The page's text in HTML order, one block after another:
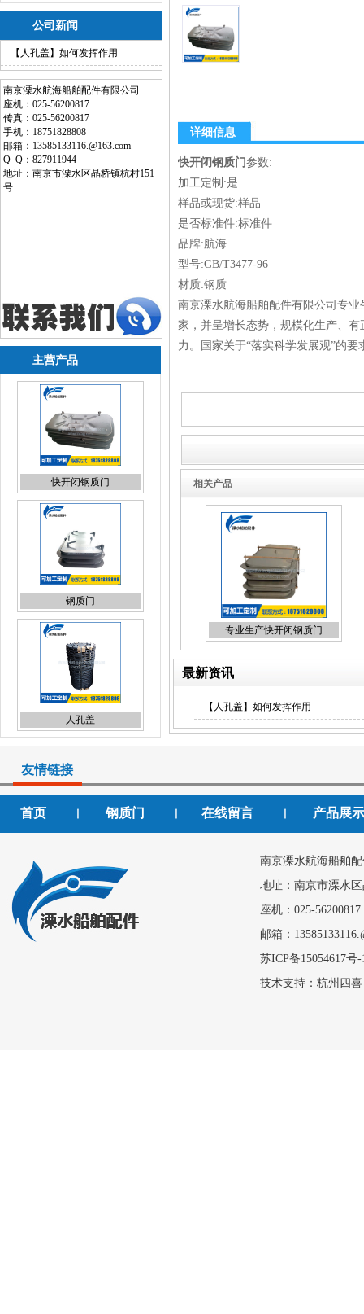
公司新闻
【人孔盖】如何发挥作用
南京溧水航海船舶配件有限公司
座机：025-56200817
传真：025-56200817
手机：18751828808
邮箱：13585133116.@163.com
Q Q：827911944
地址：南京市溧水区晶桥镇杭村151
号
主营产品
快开闭钢质门
钢质门
人孔盖
详细信息
快开闭钢质门参数:
加工定制:是
样品或现货:样品
是否标准件:标准件
品牌:航海
型号:GB/T3477-96
材质:钢质
南京溧水航海船舶配件有限公司专
家，并呈增长态势，规模化生产、
力。国家关于“落实科学发展观”的
相关产品
专业生产快开闭钢质门
最新资讯
【人孔盖】如何发挥作用
友情链接
首页 钢质门 在线留言 产品展示
南京溧水航海船舶
地址：南京市溧水
座机：025-
邮箱：
苏ICP备15054617号-
技术支持： 杭州四喜